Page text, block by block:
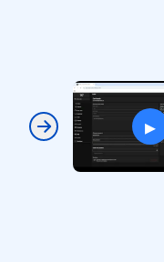
Previous ▸